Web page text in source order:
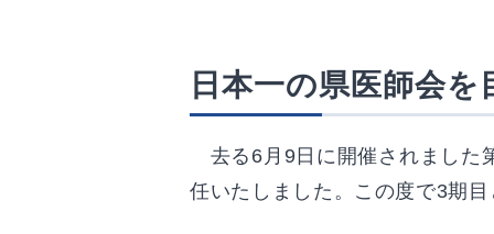
日本一の県医師会を
去る6月9日に開催されました
任いたしました。この度で3期